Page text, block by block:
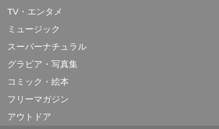
TV・エンタメ
ミュージック
スーパーナチュラル
グラビア・写真集
コミック・絵本
フリーマガジン
アウトドア